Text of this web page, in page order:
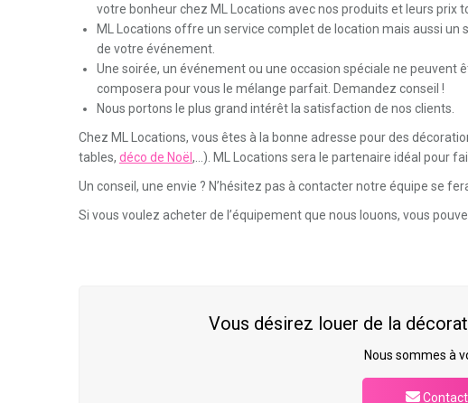
votre bonheur chez ML Locations avec nos produits et leurs prix
ML Locations offre un service complet de location mais aussi un
de votre événement.
Une soirée, un événement ou une occasion spéciale ne
composera pour vous le mélange parfait. Demandez conseil !
Nous portons le plus grand intérêt la satisfaction de nos clients.
Chez ML Locations, vous êtes à la bonne adresse pour des
tables, déco de Noël ,…). ML Locations sera le partenaire idéal pour
Un conseil, une envie ? N’hésitez pas à contacter notre équipe se
Si vous voulez acheter de l’équipement que nous louons, vous
Vous désirez louer de la
Nous sommes à
impeccable et
Je tenais à vous remercier
Leslivreurs étaient parfaits, polis,
ponctuelset j’ai vraiment apprécié d’être
prévenu à l’avance de leur arrivée à chaque
Votre